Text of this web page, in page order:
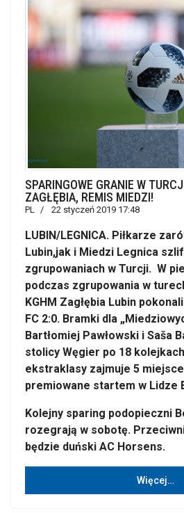
SPARINGOWE GRANIE W
ZAGŁĘBIA, REMIS MIEDZI!
PL 22 styczeń 2019 17:48
LUBIN/LEGNICA. Piłkarze
Lubin,jak i Miedzi Legnica
zgrupowaniach w Turcji. W
podczas zgrupowania w
KGHM Zagłębia Lubin
FC 2:0. Bramki dla
Bartłomiej Pawłowski i Saša
stolicy Węgier po 18
ekstraklasy zajmuje 5
premiowane startem w Lidze
Kolejny sparing podopieczni
rozegrają w sobotę.
będzie duński AC Horsens.
Więcej…